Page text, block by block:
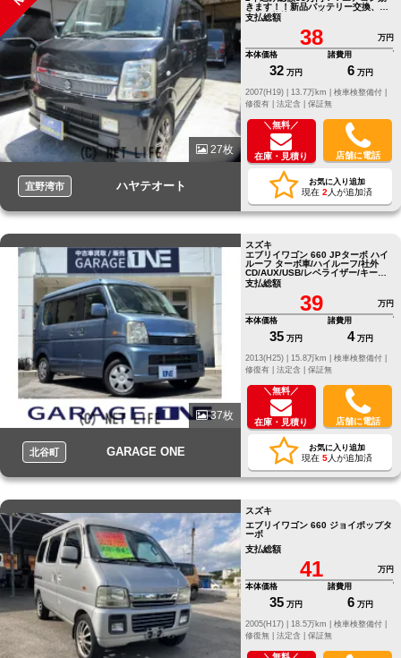
27枚
宜野湾市 ハヤテオート
きます！！新品バッテリー交換、オ
イル交換込み！お待ちしてます！
支払総額
38
万円
本体価格
32 万円
諸費用
6 万円
修復有 | 法定含 | 保証無
＼無料／
在庫・見積り 店舗に電話
お気に入り追加
現在 2 人が追加済
37枚
北谷町 GARAGE ONE
スズキ
エブリイワゴン 660 JPターボ ハイ
ルーフ ターボ車/ハイルーフ/社外
CD/AUX/USB/レベライザー/キーレ
スエントリー/
支払総額
39
万円
本体価格
35 万円
諸費用
4 万円
修復有 | 法定含 | 保証無
＼無料／
在庫・見積り 店舗に電話
お気に入り追加
現在 5人が追加済
スズキ
エブリイワゴン 660 ジョイポップタ
ーボ
支払総額
41
万円
本体価格
35 万円
諸費用
6 万円
修復無 | 法定含 | 保証無